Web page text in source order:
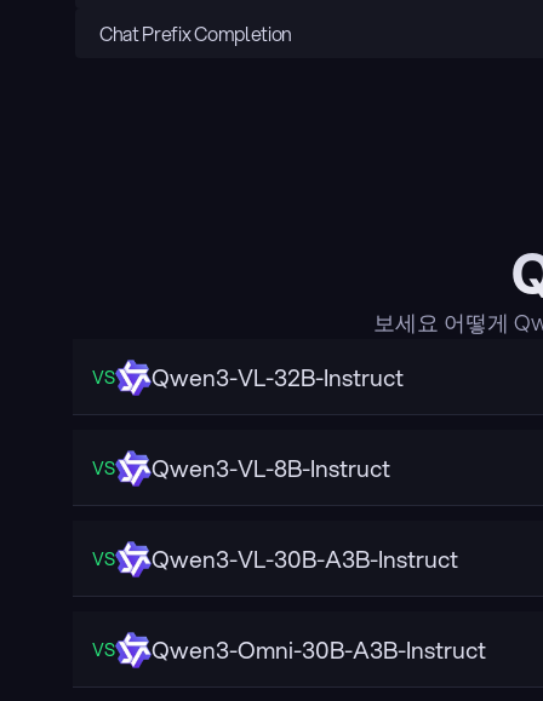
Chat Prefix Completion
보세요 어떻게
VS Qwen3-VL-32B-Instruct
VS Qwen3-VL-8B-Instruct
VS Qwen3-VL-30B-A3B-Instruct
VS Qwen3-Omni-30B-A3B-Instruct